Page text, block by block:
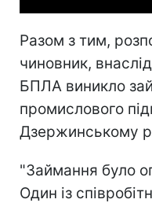
Разом з тим,
чиновник,
БПЛА виникло
промислового
Дзержинському
"Займання було
Один із